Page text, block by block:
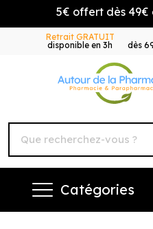
5€ offert dès 49€
Retrait GRATUIT
disponible en 3h
dès
Catégories